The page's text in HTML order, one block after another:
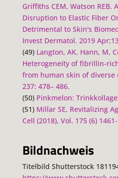
Griffiths CEM, Watson REB.
Disruption to Elastic Fiber
Detrimental to Skin's
Invest Dermatol. 2019
(49) Langton, AK, Hann, M,
Heterogeneity of fibrillin-
from human skin of diverse
237: 478– 486.
(50) Pinkmelon:
(51) Millar SE, Revitalizing
Cell (2018), Vol. 175 (6)
Bildnachweis
Titelbild Shutterstock